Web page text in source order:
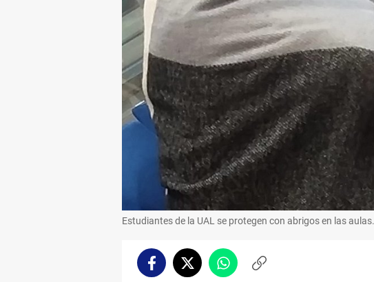
Estudiantes de la UAL se protegen con abrigos en las aulas.
FacebookTwitterWhatsappCopiar